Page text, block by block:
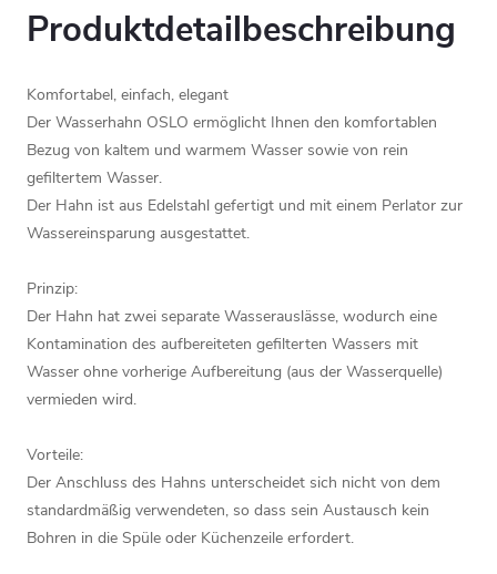
Produktdetailbeschreibung
Komfortabel, einfach, elegant
Der Wasserhahn OSLO ermöglicht Ihnen den komfortablen
Bezug von kaltem und warmem Wasser sowie von rein
gefiltertem Wasser.
Der Hahn ist aus Edelstahl gefertigt und mit einem Perlator zur
Wassereinsparung ausgestattet.
Prinzip:
Der Hahn hat zwei separate Wasserauslässe, wodurch eine
Kontamination des aufbereiteten gefilterten Wassers mit
Wasser ohne vorherige Aufbereitung (aus der Wasserquelle)
vermieden wird.
Vorteile:
Der Anschluss des Hahns unterscheidet sich nicht von dem
standardmäßig verwendeten, so dass sein Austausch kein
Bohren in die Spüle oder Küchenzeile erfordert.